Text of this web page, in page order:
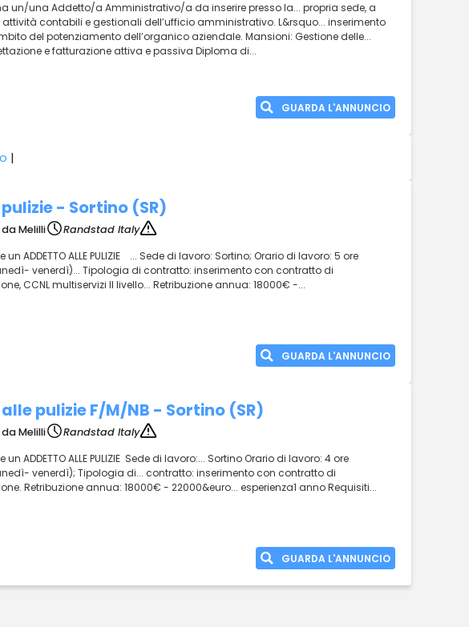
un/una Addetto/a Amministrativo/a da inserire presso la... propria sede, a
contabili e gestionali dell’ufficio amministrativo. L&rsquo... inserimento
del potenziamento dell’organico aziendale. Mansioni: Gestione delle...
e fatturazione attiva e passiva Diploma di...
GUARDA L'ANNUNCIO
|
- Sortino (SR)
Melilli
Randstad Italy
ADDETTO ALLE PULIZIE ... Sede di lavoro: Sortino; Orario di lavoro: 5 ore
venerdì)... Tipologia di contratto: inserimento con contratto di
CCNL multiservizi II livello... Retribuzione annua: 18000€ -...
GUARDA L'ANNUNCIO
pulizie F/M/NB - Sortino (SR)
Melilli
Randstad Italy
ADDETTO ALLE PULIZIE Sede di lavoro:... Sortino Orario di lavoro: 4 ore
venerdì); Tipologia di... contratto: inserimento con contratto di
Retribuzione annua: 18000€ - 22000&euro... esperienza1 anno Requisiti...
GUARDA L'ANNUNCIO